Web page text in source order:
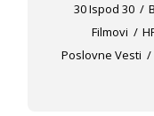
30 Ispod 30
Filmovi
Poslovne Vesti